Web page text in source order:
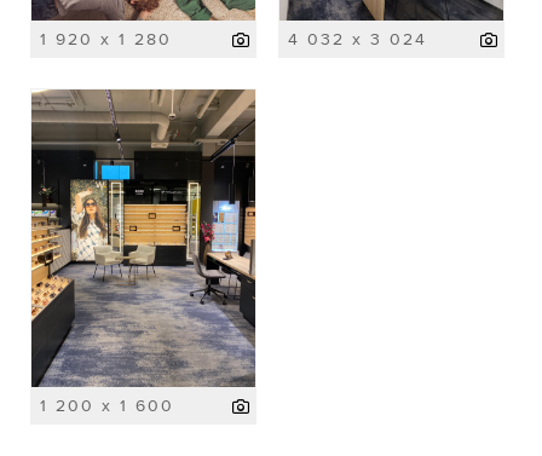
1 920 x 1 280 4 032 x 3 024
1 200 x 1 600